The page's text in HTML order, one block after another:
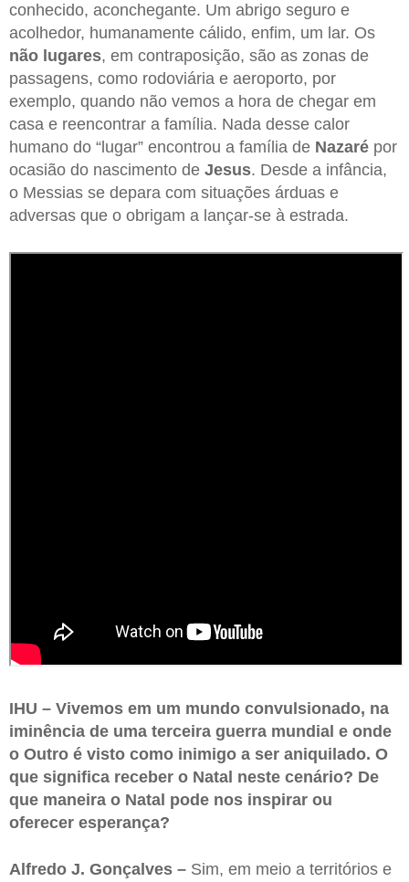
conhecido, aconchegante. Um abrigo seguro e
acolhedor, humanamente cálido, enfim, um lar. Os
não lugares, em contraposição, são as zonas de
passagens, como rodoviária e aeroporto, por
exemplo, quando não vemos a hora de chegar em
casa e reencontrar a família. Nada desse calor
humano do “lugar” encontrou a família de Nazaré por
ocasião do nascimento de Jesus. Desde a infância,
o Messias se depara com situações árduas e
adversas que o obrigam a lançar-se à estrada.
IHU – Vivemos em um mundo convulsionado, na
iminência de uma terceira guerra mundial e onde
o Outro é visto como inimigo a ser aniquilado. O
que significa receber o Natal neste cenário? De
que maneira o Natal pode nos inspirar ou
oferecer esperança?
Alfredo J. Gonçalves – Sim, em meio a territórios e